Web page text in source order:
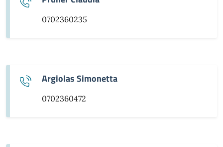
0702360235
Argiolas Simonetta
0702360472